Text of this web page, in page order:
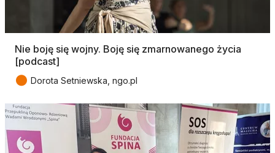
Nie boję się wojny. Boję się zmarnowanego życia
[podcast]
● Dorota Setniewska, ngo.pl